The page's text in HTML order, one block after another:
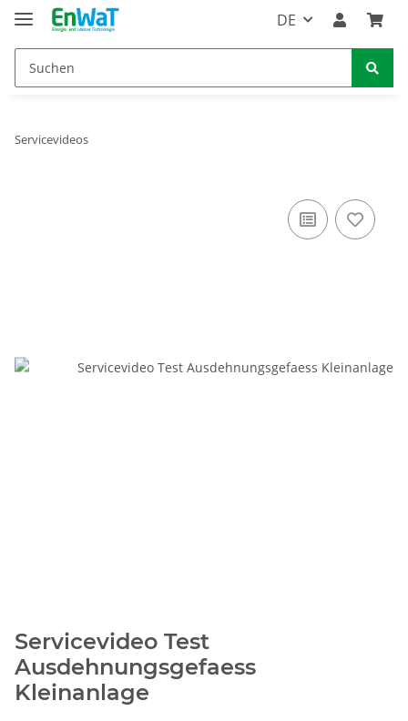
DE
Servicevideos
Servicevideo Test
Ausdehnungsgefaess
Kleinanlage